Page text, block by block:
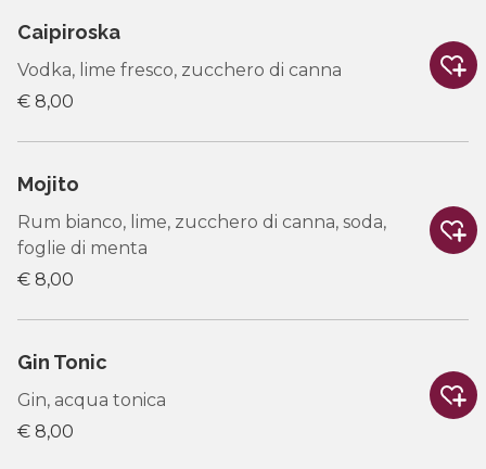
Caipiroska
Vodka, lime fresco, zucchero di canna
€ 8,00
Mojito
Rum bianco, lime, zucchero di canna, soda,
foglie di menta
€ 8,00
Gin Tonic
Gin, acqua tonica
€ 8,00